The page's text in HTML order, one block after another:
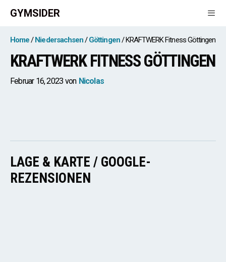
Zum
Inhalt
springen
GYMSIDER
Home Niedersachsen Göttingen KRAFTWERK Fitness Göttingen
KRAFTWERK FITNESS GÖTTINGEN
Februar 16, 2023 von Nicolas
LAGE & KARTE / GOOGLE-
REZENSIONEN